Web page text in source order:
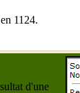
en 1124.
d'une